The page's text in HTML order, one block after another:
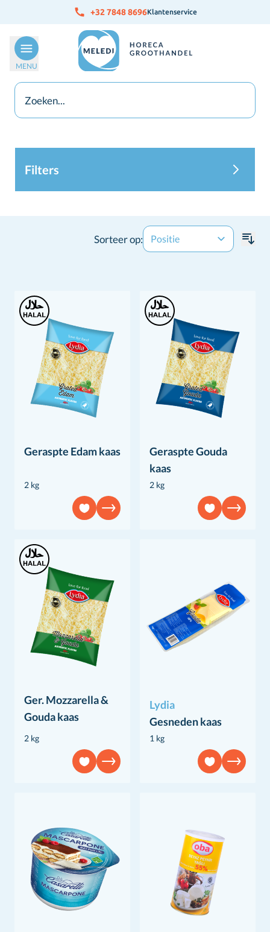
Ga naar de inhoud +32 7848 8696Klantenservice
MENU
Filters
Sorteer op:
Geraspte Edam kaas
2 kg
Geraspte Gouda
kaas
2 kg
Ger. Mozzarella &
Gouda kaas
2 kg
Lydia
Gesneden kaas
1 kg